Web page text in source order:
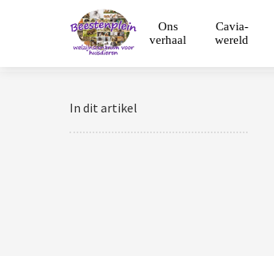
Ons
verhaal
Cavia-
wereld
In dit artikel